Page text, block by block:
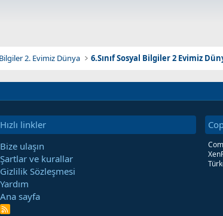
Bilgiler 2. Evimiz Dünya 6.Sınıf Sosyal Bilgiler 2 Evimiz
Hızlı linkler
Bize ulaşın
Şartlar ve kurallar
Gizlilik Sözleşmesi
Yardım
Ana sayfa
R